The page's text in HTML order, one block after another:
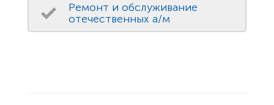
Ремонт и обслуживание
отечественных а/м